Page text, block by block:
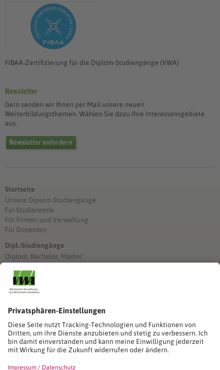
FIBAA-Zertifizierung für die Diplom-Studiengänge (VWA)
Newsletter
Gern senden wir Ihnen per Mail unsere neuen
Weiterbildungsthemen. Wählen Sie dazu Ihre Interessensgebiete
aus.
Newsletter anfordern
Startseite
Unsere Diplom-Studiengänge
Für Studierende
Für Firmen und Verwaltung
Für Dozenten
Dipl.-Studiengänge
Diplom, Bachelor, Master
Stimmen unserer Absolventinnen und Absolventen
Stimmen unserer Absolventinnen und Absolventen
Seminare
Seminardatenbank
Inhouseanfragen